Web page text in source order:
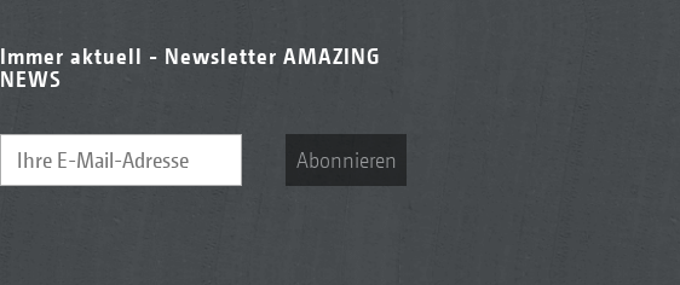
Immer aktuell - Newsletter AMAZING
NEWS
Abonnieren